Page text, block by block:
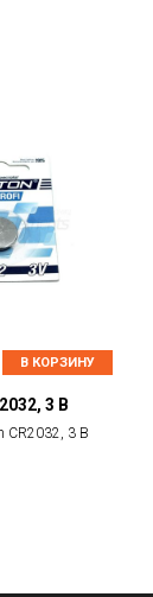
В КОРЗИНУ
3 В
CR2032, 3 В